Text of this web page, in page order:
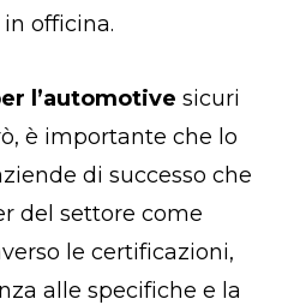
officina.
l’automotive sicuri
è importante che lo
di successo che
del settore come
le certificazioni,
alle specifiche e la